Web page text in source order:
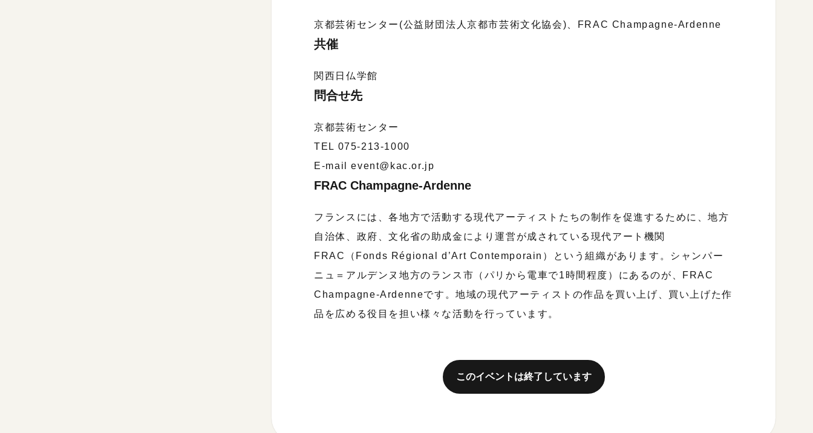
京都芸術センター(公益財団法人京都市芸術文化協会)、FRAC Champagne-Ardenne
共催
関西日仏学館
問合せ先
京都芸術センター
TEL 075-213-1000
E-mail event@kac.or.jp
FRAC Champagne-Ardenne
フランスには、各地方で活動する現代アーティストたちの制作を促進するために、地方
自治体、政府、文化省の助成金により運営が成されている現代アート機関
FRAC（Fonds Régional d’Art Contemporain）という組織があります。シャンパー
ニュ＝アルデンヌ地方のランス市（パリから電車で1時間程度）にあるのが、FRAC
Champagne-Ardenneです。地域の現代アーティストの作品を買い上げ、買い上げた作
品を広める役目を担い様々な活動を行っています。
このイベントは終了しています